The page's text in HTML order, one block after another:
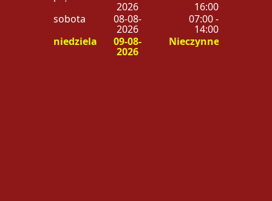
2026
16:00
sobota
08-08-
2026
07:00 -
14:00
niedziela
09-08-
2026
Nieczynne